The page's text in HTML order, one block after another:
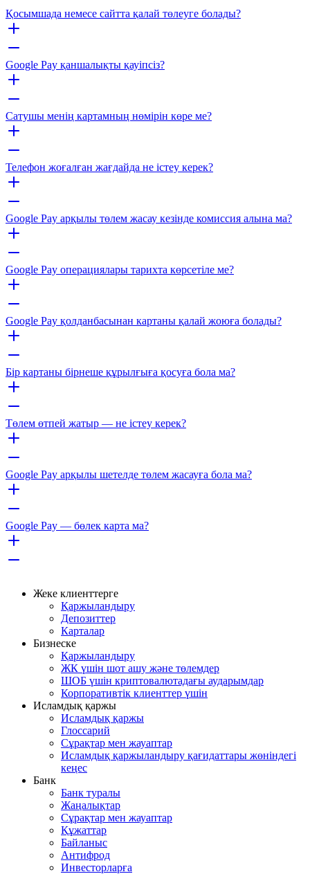
Қосымшада немесе сайтта қалай төлеуге болады?
Google Pay қаншалықты қауіпсіз?
Сатушы менің картамның нөмірін көре ме?
Телефон жоғалған жағдайда не істеу керек?
Google Pay арқылы төлем жасау кезінде комиссия алына ма?
Google Pay операциялары тарихта көрсетіле ме?
Google Pay қолданбасынан картаны қалай жоюға болады?
Бір картаны бірнеше құрылғыға қосуға бола ма?
Төлем өтпей жатыр — не істеу керек?
Google Pay арқылы шетелде төлем жасауға бола ма?
Google Pay — бөлек карта ма?
Жеке клиенттерге
Қаржыландыру
Депозиттер
Карталар
Бизнеске
Қаржыландыру
ЖК үшін шот ашу және төлемдер
ШОБ үшін криптовалютадағы аударымдар
Корпоративтік клиенттер үшін
Исламдық қаржы
Исламдық қаржы
Глоссарий
Сұрақтар мен жауаптар
Исламдық қаржыландыру қағидаттары жөніндегі
кеңес
Банк
Банк туралы
Жаңалықтар
Сұрақтар мен жауаптар
Құжаттар
Байланыс
Антифрод
Инвесторларға